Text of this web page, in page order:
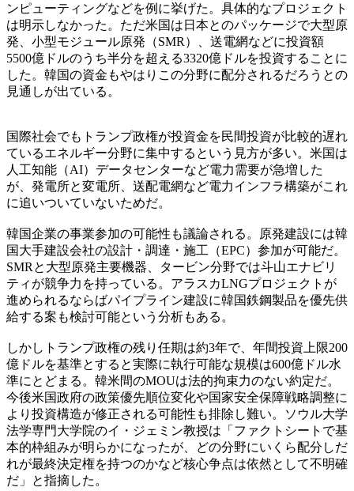
ンピューティングなどを例に挙げた。具体的なプロジェクト
は明示しなかった。ただ米国は日本とのパッケージで大型原
発、小型モジュール原発（SMR）、送電網などに投資額
5500億ドルのうち半分を超える3320億ドルを投資することに
した。韓国の資金もやはりこの分野に配分されるだろうとの
見通しが出ている。
国際社会でもトランプ政権が投資金を民間投資が比較的遅れ
ているエネルギー分野に集中するという見方が多い。米国は
人工知能（AI）データセンターなど電力需要が急増した
が、発電所と変電所、送配電網など電力インフラ構築がこれ
に追いついていないためだ。
韓国企業の事業参加の可能性も議論される。原発建設には韓
国大手建設会社の設計・調達・施工（EPC）参加が可能だ。
SMRと大型原発主要機器、タービン分野では斗山エナビリ
ティが競争力を持っている。アラスカLNGプロジェクトが
進められるならばパイプライン建設に韓国鉄鋼製品を優先供
給する案も検討可能という分析もある。
しかしトランプ政権の残り任期は約3年で、年間投資上限200
億ドルを基準とすると実際に執行可能な規模は600億ドル水
準にとどまる。韓米間のMOUは法的拘束力のない約定だ。
今後米国政府の政策優先順位変化や国家安全保障戦略調整に
より投資構造が修正される可能性も排除し難い。ソウル大学
法学専門大学院のイ・ジェミン教授は「ファクトシートで基
本的枠組みが明らかになったが、どの分野にいくら配分しだ
れが最終決定権を持つのかなど核心争点は依然として不明確
だ」と指摘した。